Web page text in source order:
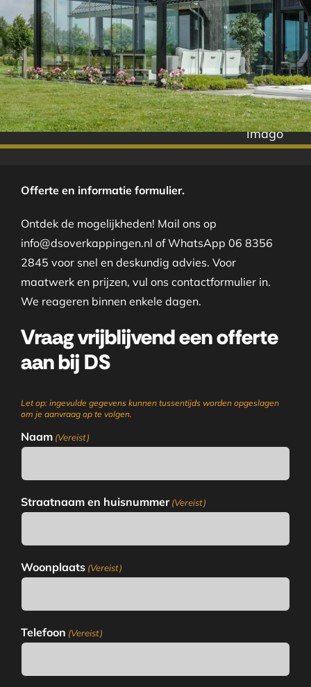
Imago
Offerte en informatie formulier.
Ontdek de mogelijkheden! Mail ons op
info@dsoverkappingen.nl of WhatsApp 06 8356
2845 voor snel en deskundig advies. Voor
maatwerk en prijzen, vul ons contactformulier in.
We reageren binnen enkele dagen.
Vraag vrijblijvend een offerte
aan bij DS
Let op: ingevulde gegevens kunnen tussentijds worden opgeslagen
om je aanvraag op te volgen.
Naam (Vereist)
Straatnaam en huisnummer (Vereist)
Woonplaats (Vereist)
Telefoon (Vereist)